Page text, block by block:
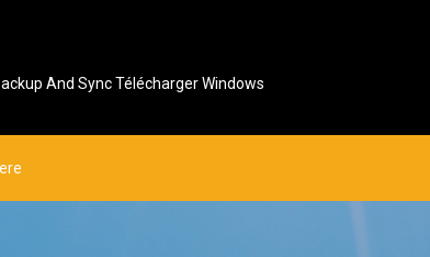
And Sync Télécharger Windows